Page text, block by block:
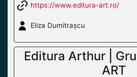
https://www.editura-art.ro/
Eliza Dumitrașcu
Editura Arthur |
ART